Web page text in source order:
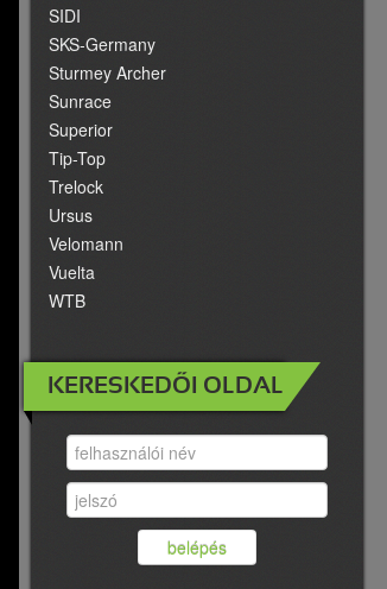
SIDI
SKS-Germany
Sturmey Archer
Sunrace
Superior
Tip-Top
Trelock
Ursus
Velomann
Vuelta
WTB
KERESKEDŐI OLDAL
belépés